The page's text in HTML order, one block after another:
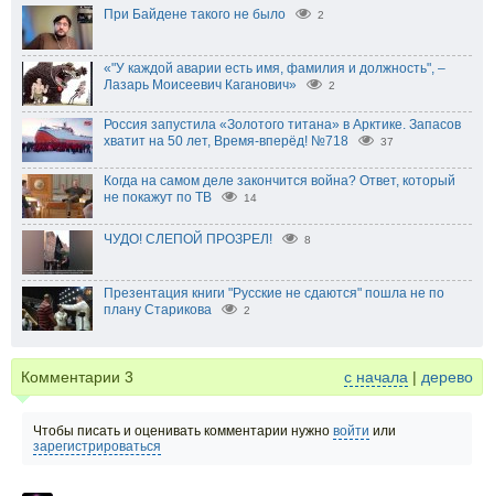
При Байдене такого не было 2
«"У каждой аварии есть имя, фамилия и должность", –
Лазарь Моисеевич Каганович»
2
Россия запустила «Золотого титана» в Арктике. Запасов
хватит на 50 лет, Время-вперёд! №718
37
Когда на самом деле закончится война? Ответ, который
не покажут по ТВ
14
ЧУДО! СЛЕПОЙ ПРОЗРЕЛ! 8
Презентация книги "Русские не сдаются" пошла не по
плану Старикова
2
Комментарии 3 с начала | дерево
Чтобы писать и оценивать комментарии нужно войти или
зарегистрироваться